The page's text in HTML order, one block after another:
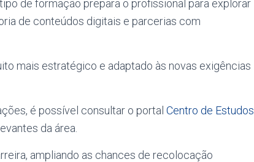
de formação prepara o profissional para explorar
de conteúdos digitais e parcerias com
mais estratégico e adaptado às novas exigências
é possível consultar o portal Centro de Estudos
da área.
ampliando as chances de recolocação